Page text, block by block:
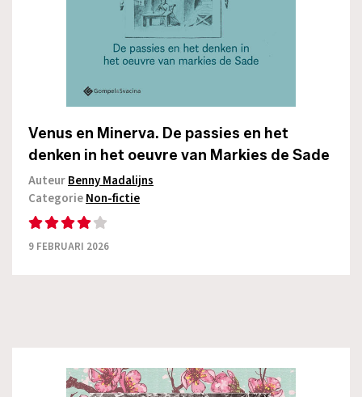
Venus en Minerva. De passies en het
denken in het oeuvre van Markies de Sade
AuteurBenny Madalijns
CategorieNon-fictie
9 FEBRUARI 2026